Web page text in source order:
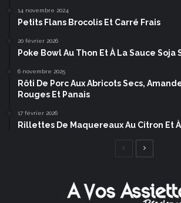
14 novembre 2024
Petits Flans Brocolis Et Carré Frais
20 février 2026
Poke Bowl Au Thon Et À La Sauce Soja
6 novembre 2025
Rôti De Porc Aux Abricots Secs,
Rouges Et Panais
17 février 2026
Rillettes De Maquereaux Au Citron Et À
Page